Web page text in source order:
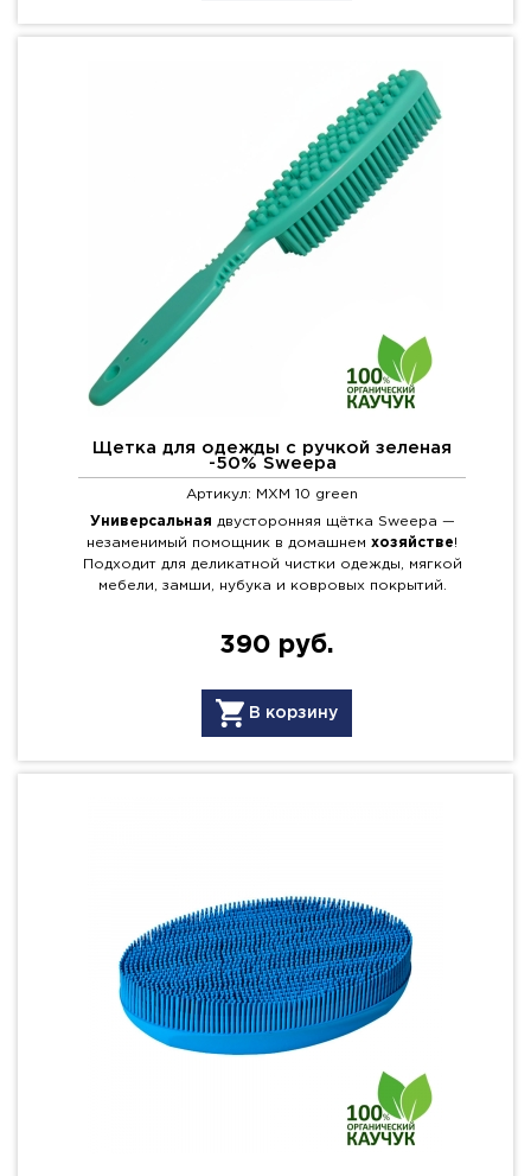
Щетка для одежды с ручкой зеленая
-50% Sweepa
Артикул: MXM 10 green
Универсальная двусторонняя щётка Sweepa —
незаменимый помощник в домашнем хозяйстве!
Подходит для деликатной чистки одежды, мягкой
мебели, замши, нубука и ковровых покрытий.
390 руб.
В корзину